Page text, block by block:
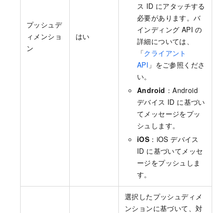
プッシュデ
ィメンショ
ン
はい
ス ID にアタッチする
必要があります。バ
インディング API の
詳細については、
「クライアント
API 」をご参照くださ
い。
Android ：Android
デバイス ID に基づい
てメッセージをプッ
シュします。
iOS ：iOS デバイス
ID に基づいてメッセ
ージをプッシュしま
す。
選択したプッシュディメ
ンションに基づいて、対